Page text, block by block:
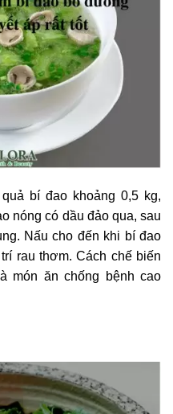
bí đao khoảng 0,5 kg,
nóng có dầu đảo qua, sau
Nấu cho đến khi bí đao
rau thơm. Cách chế biến
món ăn chống bệnh cao